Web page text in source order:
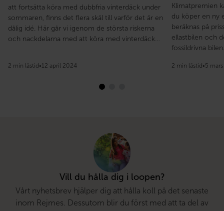
att fortsätta köra med dubbfria vinterdäck under
sommaren, finns det flera skäl till varför det är en
dålig idé. Här går vi igenom de största riskerna
och nackdelarna med att köra med vinterdäck…
2 min lästid •12 april 2024
Klimatpremien
du köper en ny
beräknas på
ellastbilen och
fossildrivna
2 min lästid •5
Vill du hålla dig i loopen?
Vårt nyhetsbrev hjälper dig att hålla koll på det senaste
inom Rejmes. Dessutom blir du först med att ta del av